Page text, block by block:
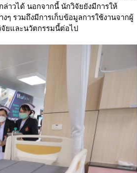
าวได้ นอกจากนี้ นักวิจัยยังมีการให้
ๆ รวมถึงมีการเก็บข้อมูลการใช้งานจากผู้
ยและนวัตกรรมนี้ต่อไป